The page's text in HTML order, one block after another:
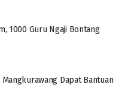
1000 Guru Ngaji Bontang
Dapat Bantuan